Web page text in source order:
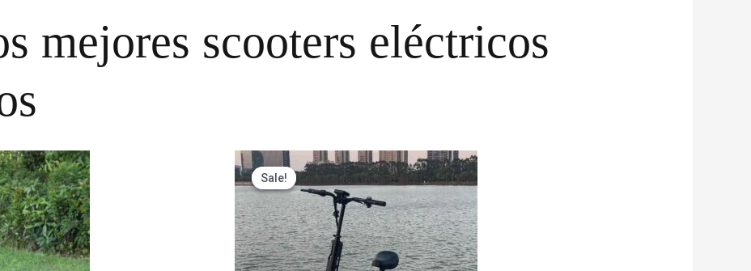
mejores scooters eléctricos
Sale!
Sale!